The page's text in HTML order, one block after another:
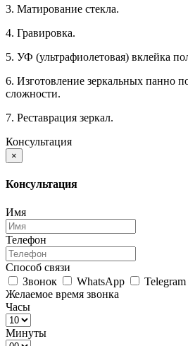
3. Матирование стекла.
4. Гравировка.
5. УФ (ультрафиолетовая) вклейка
6. Изготовление зеркальных панно
сложности.
7. Реставрация зеркал.
Консультация
×
Консультация
Имя
Телефон
Способ связи
Звонок
WhatsApp
Telegram
Желаемое время звонка
Часы
Минуты